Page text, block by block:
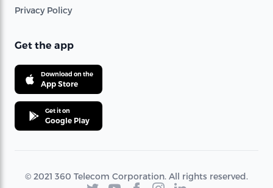
Privacy Policy
Get the app
Download on the
App Store
Get it on
Google Play
© 2021 360 Telecom Corporation. All rights reserved.